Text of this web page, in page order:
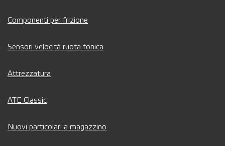
Componenti per frizione
Sensori velocità ruota fonica
Attrezzatura
ATE Classic
Nuovi particolari a magazzino